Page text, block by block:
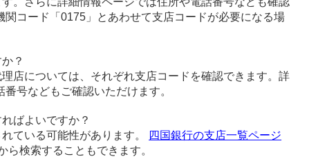
コード「0175」とあわせて支店コードが必要になる場
？
店については、それぞれ支店コードを確認できます。詳
号などもご確認いただけます。
ばよいですか？
ている可能性があります。
四国銀行の支店一覧ページ
ら検索することもできます。